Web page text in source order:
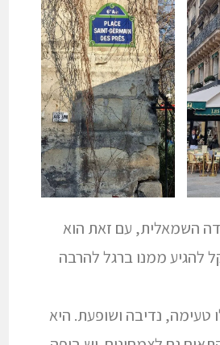
השמאלית, עם זאת הוא
להגיע ממנו ברגל להרבה
טעימה, נדיבה ושופעת. היא